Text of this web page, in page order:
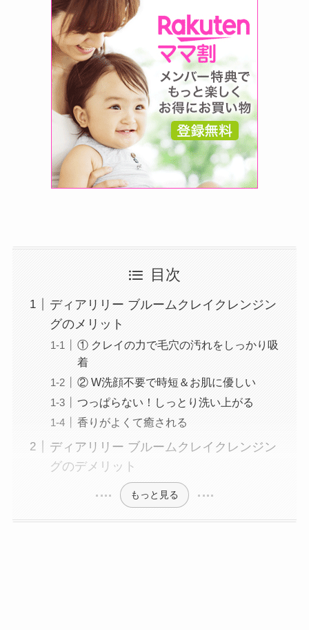
目次
ディアリリー ブルームクレイクレンジン
グのメリット
① クレイの力で毛穴の汚れをしっかり吸
着
② W洗顔不要で時短＆お肌に優しい
つっぱらない！しっとり洗い上がる
香りがよくて癒される
ディアリリー ブルームクレイクレンジン
グのデメリット
もっと見る